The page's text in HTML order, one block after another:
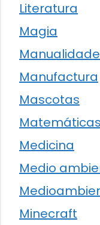
Literatura
Magia
Manufactura
Mascotas
Matemáticas
Medicina
Medio
Minecraft